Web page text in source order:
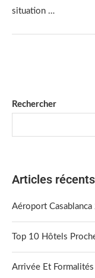
situation …
Rechercher
Articles récents
Aéroport
Top 10 Hôtels
Arrivée Et